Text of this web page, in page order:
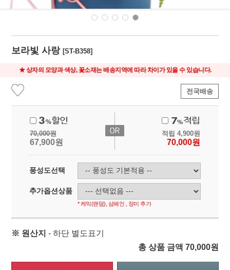
보라빛 사랑[ST-B358]
★ 상자의 모양과 색상, 꽃소재는 배송지역에 따라 차이가 있을 수 있습니다.
전국배송
70,000원
67,900원
적립 4,900원
70,000원
풍성도선택
추가옵션상품
* 케익(랜덤), 샴페인 , 장미 추가
※ 원산지 - 하단 별도표기
총 상품 금액 70,000원